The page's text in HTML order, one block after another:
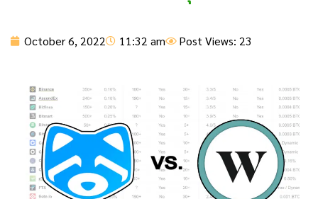
October 6, 2022 11:32 am Post Views: 23